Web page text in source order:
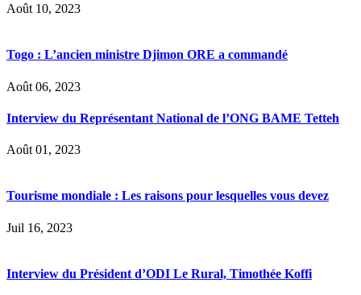
Août 10, 2023
Togo : L’ancien ministre Djimon ORE a commandé
Août 06, 2023
Interview du Représentant National de l’ONG BAME Tetteh
Août 01, 2023
Tourisme mondiale : Les raisons pour lesquelles vous devez
Juil 16, 2023
Interview du Président d’ODI Le Rural, Timothée Koffi